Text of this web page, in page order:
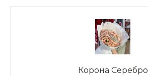
Корона Серебро